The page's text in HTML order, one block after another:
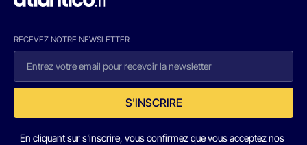
RECEVEZ NOTRE NEWSLETTER
S'INSCRIRE
En cliquant sur s'inscrire, vous confirmez que vous acceptez nos